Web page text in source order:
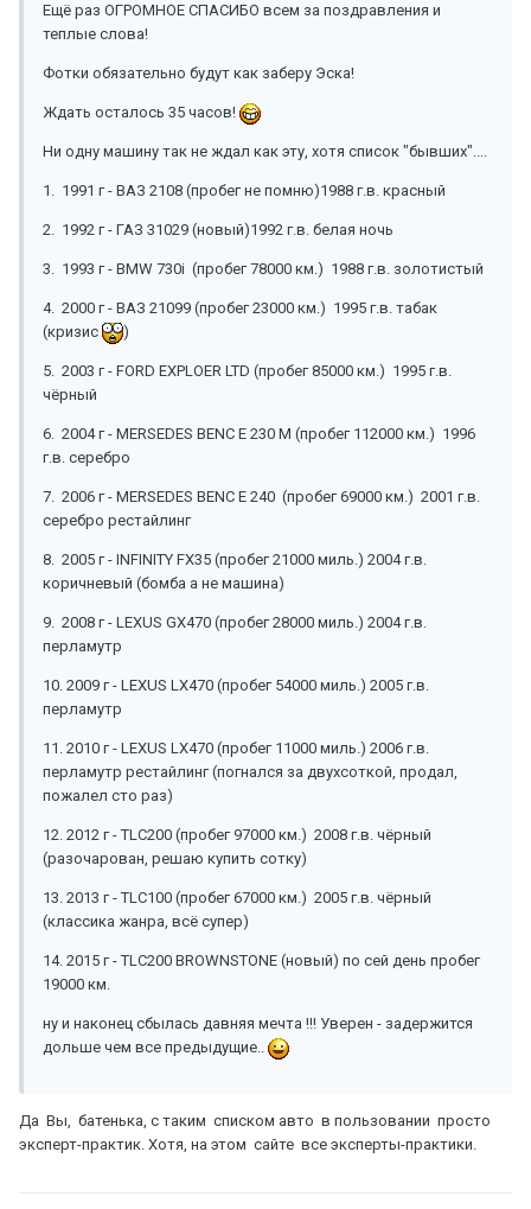
Ещё раз ОГРОМНОЕ СПАСИБО всем за поздравления и
теплые слова!
Фотки обязательно будут как заберу Эска!
Ждать осталось 35 часов!
Ни одну машину так не ждал как эту, хотя список "бывших"....
1. 1991 г - ВАЗ 2108 (пробег не помню)1988 г.в. красный
2. 1992 г - ГАЗ 31029 (новый)1992 г.в. белая ночь
3. 1993 г - BMW 730i (пробег 78000 км.) 1988 г.в. золотистый
4. 2000 г - ВАЗ 21099 (пробег 23000 км.) 1995 г.в. табак
(кризис
)
5. 2003 г - FORD EXPLOER LTD (пробег 85000 км.) 1995 г.в.
чёрный
6. 2004 г - MERSEDES BENC E 230 М (пробег 112000 км.) 1996
г.в. серебро
7. 2006 г - MERSEDES BENC E 240 (пробег 69000 км.) 2001 г.в.
серебро рестайлинг
8. 2005 г - INFINITY FX35 (пробег 21000 миль.) 2004 г.в.
коричневый (бомба а не машина)
9. 2008 г - LEXUS GX470 (пробег 28000 миль.) 2004 г.в.
перламутр
10. 2009 г - LEXUS LX470 (пробег 54000 миль.) 2005 г.в.
перламутр
11. 2010 г - LEXUS LX470 (пробег 11000 миль.) 2006 г.в.
перламутр рестайлинг (погнался за двухсоткой, продал,
пожалел сто раз)
12. 2012 г - TLC200 (пробег 97000 км.) 2008 г.в. чёрный
(разочарован, решаю купить сотку)
13. 2013 г - TLC100 (пробег 67000 км.) 2005 г.в. чёрный
(классика жанра, всё супер)
14. 2015 г - TLC200 BROWNSTONE (новый) по сей день пробег
19000 км.
ну и наконец сбылась давняя мечта !!! Уверен - задержится
дольше чем все предыдущие..
Да Вы, батенька, с таким списком авто в пользовании просто
эксперт-практик. Хотя, на этом сайте все эксперты-практики.